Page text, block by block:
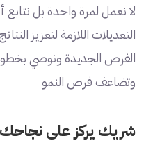
لا نعمل لمرة واحدة بل
التعديلات اللازمة لتعزيز
الفرص الجديدة ونوصي
وتضاعف فرص النمو
شريك يركز على نجاحك